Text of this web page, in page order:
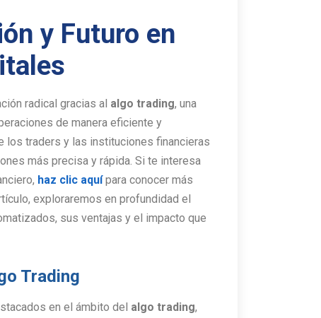
y Futuro en
radical gracias al algo trading, una
de manera eficiente y
los traders y las instituciones financieras
más precisa y rápida. Si te interesa
haz clic aquípara conocer más
exploraremos en profundidad el
sus ventajas y el impacto que
Trading
en el ámbito del algo trading,